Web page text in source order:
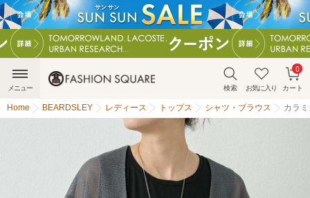
検索 お気に入り カート
0
メニュー
Home BEARDSLEY レディース トップス シャツ・ブラウス カラ